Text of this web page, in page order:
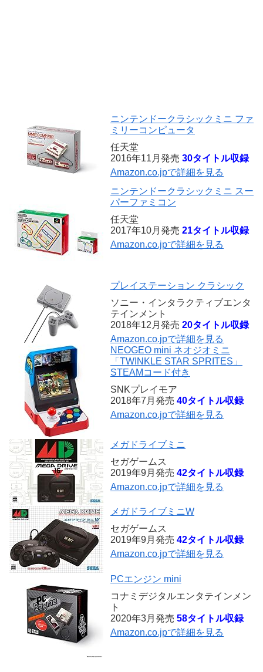
ニンテンドークラシックミニ ファ
ミリーコンピュータ
任天堂
2016年11月発売 30タイトル収録
Amazon.co.jpで詳細を見る
ニンテンドークラシックミニ スー
パーファミコン
任天堂
2017年10月発売 21タイトル収録
Amazon.co.jpで詳細を見る
プレイステーション クラシック
ソニー・インタラクティブエンタ
テインメント
2018年12月発売 20タイトル収録
Amazon.co.jpで詳細を見る
NEOGEO mini ネオジオミニ
「TWINKLE STAR SPRITES」
STEAMコード付き
SNKプレイモア
2018年7月発売 40タイトル収録
Amazon.co.jpで詳細を見る
メガドライブミニ
セガゲームス
2019年9月発売 42タイトル収録
Amazon.co.jpで詳細を見る
メガドライブミニW
セガゲームス
2019年9月発売 42タイトル収録
Amazon.co.jpで詳細を見る
PCエンジン mini
コナミデジタルエンタテインメン
ト
2020年3月発売 58タイトル収録
Amazon.co.jpで詳細を見る